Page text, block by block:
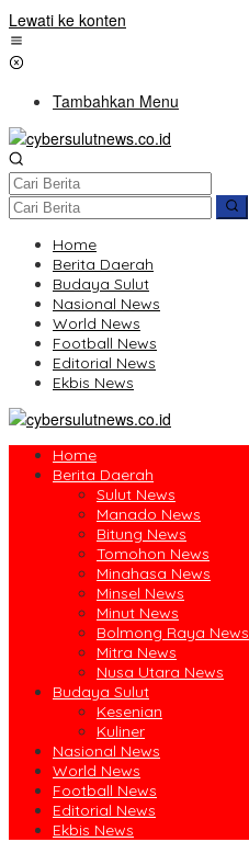
Lewati ke konten
Tambahkan Menu
Home
Berita Daerah
Budaya Sulut
Nasional News
World News
Football News
Editorial News
Ekbis News
Home
Berita Daerah
Sulut News
Manado News
Bitung News
Tomohon News
Minahasa News
Minsel News
Minut News
Bolmong Raya News
Mitra News
Nusa Utara News
Budaya Sulut
Kesenian
Kuliner
Nasional News
World News
Football News
Editorial News
Ekbis News